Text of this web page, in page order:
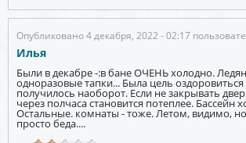
Опубликовано 4 декабря, 2022 - 02:17
Илья
Были в декабре -:в бане ОЧЕНЬ холодно.
одноразовые тапки... Была цель
получилось наоборот. Если не закрывать
через полчаса становится потеплее. Бассейн
Остальные. комнаты - тоже. Летом, видимо,
просто беда....